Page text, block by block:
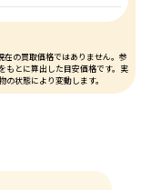
の買取価格ではありません。参
もとに算出した目安価格です。実
状態により変動します。